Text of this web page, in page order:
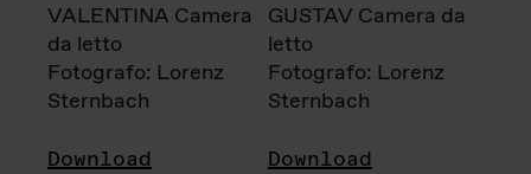
VALENTINA Camera
da letto
Fotografo: Lorenz
Sternbach
Download
GUSTAV Camera da
letto
Fotografo: Lorenz
Sternbach
Download